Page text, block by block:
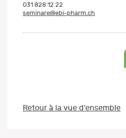
031 828 12 22
seminare@ebi-pharm.ch
Retour à la vue d’ensemble